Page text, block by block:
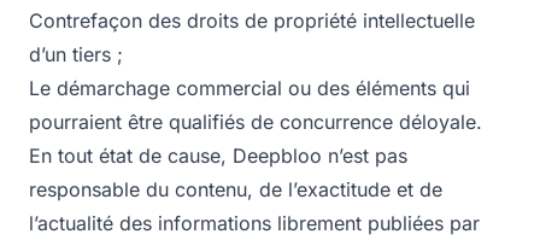
Contrefaçon des droits de propriété intellectuelle
d’un tiers ;
Le démarchage commercial ou des éléments qui
pourraient être qualifiés de concurrence déloyale.
En tout état de cause, Deepbloo n’est pas
responsable du contenu, de l’exactitude et de
l’actualité des informations librement publiées par